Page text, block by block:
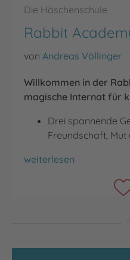
Die Häschenschule
Rabbit
von Andreas Völlinger
Willkommen in der
magische Internat für
Drei spannende
Freundschaft, Mut
Rabbit Academy - Band
weiterlesen